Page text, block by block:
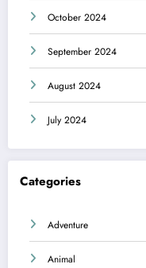
October 2024
September 2024
August 2024
July 2024
Categories
Adventure
Animal